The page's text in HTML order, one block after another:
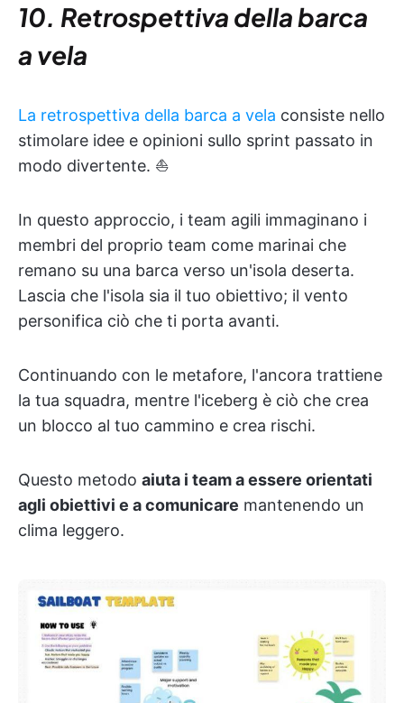
10. Retrospettiva della barca
a vela
La retrospettiva della barca a vela consiste nello
stimolare idee e opinioni sullo sprint passato in
modo divertente. ⛵️
In questo approccio, i team agili immaginano i
membri del proprio team come marinai che
remano su una barca verso un'isola deserta.
Lascia che l'isola sia il tuo obiettivo; il vento
personifica ciò che ti porta avanti.
Continuando con le metafore, l'ancora trattiene
la tua squadra, mentre l'iceberg è ciò che crea
un blocco al tuo cammino e crea rischi.
Questo metodo aiuta i team a essere orientati
agli obiettivi e a comunicare mantenendo un
clima leggero.